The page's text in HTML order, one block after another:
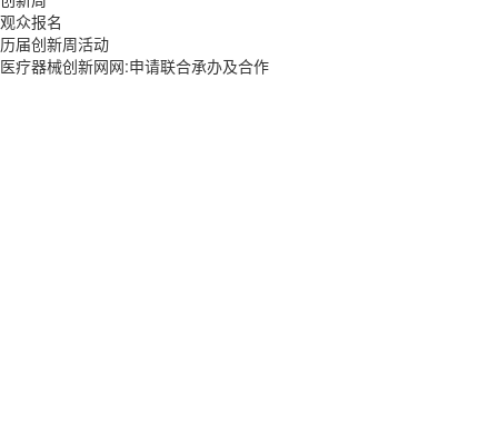
观众报名
历届创新周活动
医疗器械创新网网:申请联合承办及合作